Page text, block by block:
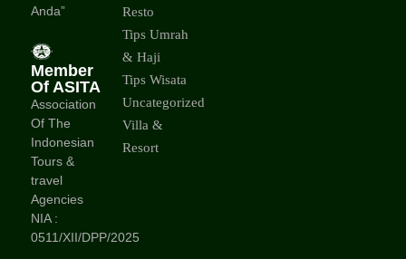
Anda”
Member
Of ASITA
Association
Of The
Indonesian
Tours &
travel
Agencies
NIA :
0511/XII/DPP/2025
Resto
Tips Umrah
& Haji
Tips Wisata
Uncategorized
Villa &
Resort